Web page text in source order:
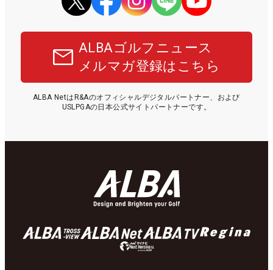
ALBAゴルフニュース
メルマガ登録はこちら
ALBA NetはR&Aのオフィシャルデジタルパートナー、および
USLPGAの日本公式サイトパートナーです。